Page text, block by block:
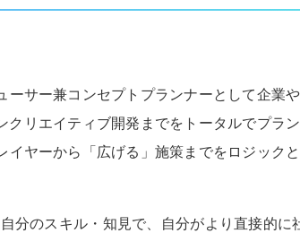
ーサー兼コンセプトプランナーとして企業
クリエイティブ開発までをトータルでプラ
ヤーから「広げる」施策までをロジック
分のスキル・知見で、自分がより直接的に